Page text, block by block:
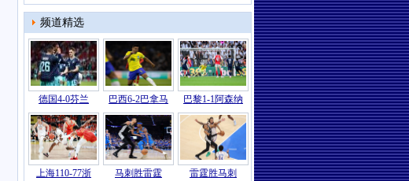
频道精选
德国4-0芬兰 巴西6-2巴拿马 巴黎1-1阿森纳
上海110-77浙 马刺胜雷霆
雷霆胜马刺